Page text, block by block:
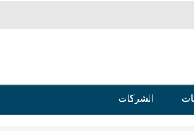
الشركات